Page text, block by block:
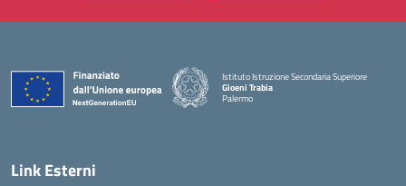
Istituto Istruzione Secondaria Superiore
Gioeni Trabia
Palermo
Link Esterni